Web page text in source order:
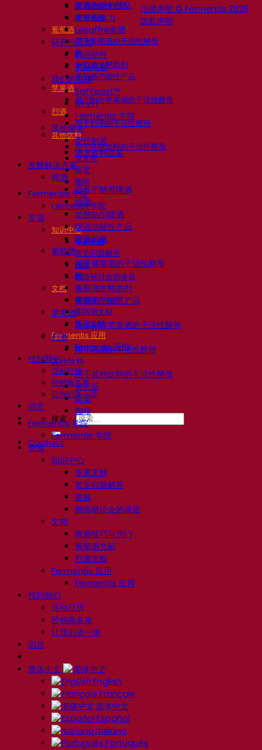
啤酒功能性产品
啤酒风格
葡萄酒
用于葡萄酒的干活性酵母
酶
葡萄酒发酵助剂
葡萄酒功能性产品
苹果酒
用于制作苹果酒的干活性酵母
烈酒
用于烈酒的干活性酵母
其他饮料
用于其他饮料的干活性酵母
克瓦斯
高粱
咖啡
Fermentis 学院
Fermentis 学院
资源
知识中心
专家见解
常见问题解答
视频
网络研讨会的录音
文档
啤酒技巧与窍门
葡萄酒文献
烈酒文献
Fermentis 应用
Fermentis 应用
找到我们
活动日历
经销商名单
让我们谈一谈
消息
搜索：
Contact
法律声明 © Fermentis 2026
隐私声明
充满热情的团队
支持创造力
Lesaffre集团
研究与开发
产品特性
产品开发
我们的品牌
SafYeast™
All In 1
Fermentis 学院
其他服务
委托制造
酒水饮料品鉴
发酵解决方案
啤酒
活性干酵母啤酒
细菌
发酵助剂啤酒
啤酒功能性产品
啤酒风格
葡萄酒
用于葡萄酒的干活性酵母
酶
葡萄酒发酵助剂
葡萄酒功能性产品
苹果酒
用于制作苹果酒的干活性酵母
烈酒
用于烈酒的干活性酵母
其他饮料
用于其他饮料的干活性酵母
克瓦斯
高粱
咖啡
Fermentis 学院
Fermentis 学院
资源
知识中心
专家见解
常见问题解答
视频
网络研讨会的录音
文档
啤酒技巧与窍门
葡萄酒文献
烈酒文献
Fermentis 应用
Fermentis 应用
找到我们
活动日历
经销商名单
让我们谈一谈
消息
简体中文
English
Français
简体中文
Español
Italiano
Português